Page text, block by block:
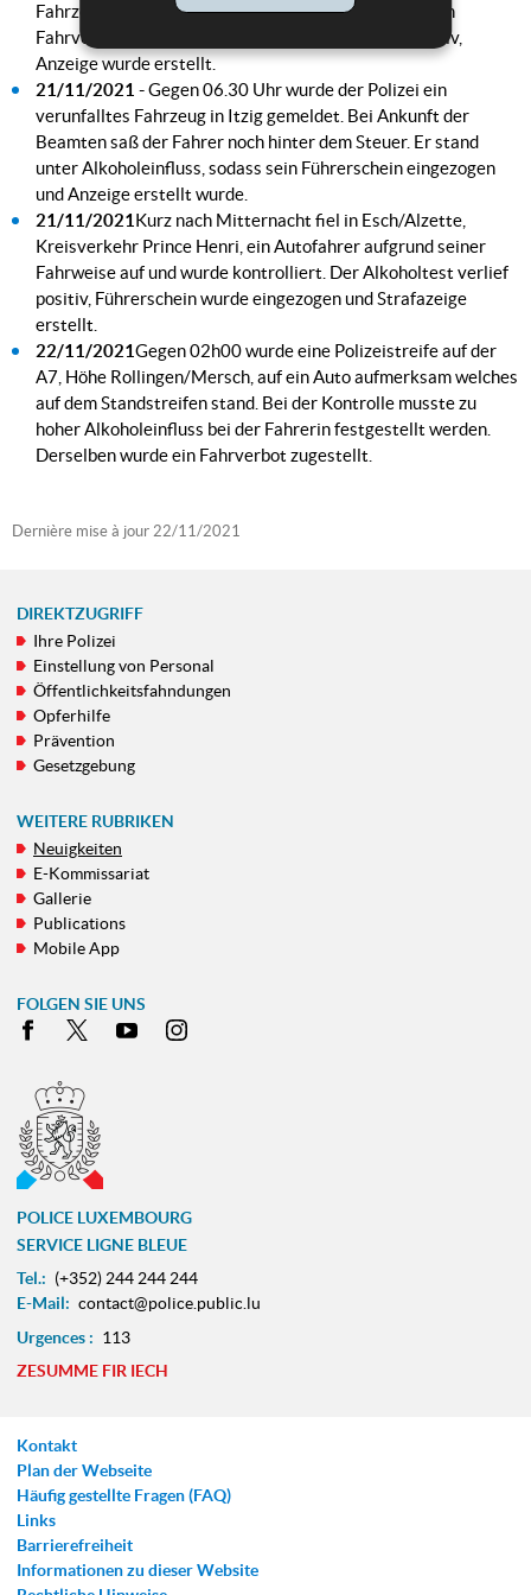
Fahrzeugpapiere vorzeigen und unterlag zudem einem
Fahrverbot. Der durchgeführte Alkoholtest war positiv,
Anzeige wurde erstellt.
21/11/2021 -Gegen 06.30 Uhr wurde der Polizei ein
verunfalltes Fahrzeug in Itzig gemeldet. Bei Ankunft der
Beamten saß der Fahrer noch hinter dem Steuer. Er stand
unter Alkoholeinfluss, sodass sein Führerschein eingezogen
und Anzeige erstellt wurde.
21/11/2021 Kurz nach Mitternacht fiel in Esch/Alzette,
Kreisverkehr Prince Henri, ein Autofahrer aufgrund seiner
Fahrweise auf und wurde kontrolliert. Der Alkoholtest verlief
positiv, Führerschein wurde eingezogen und Strafazeige
erstellt.
22/11/2021Gegen 02h00 wurde eine Polizeistreife auf der
A7, Höhe Rollingen/Mersch, auf ein Auto aufmerksam welches
auf dem Standstreifen stand. Bei der Kontrolle musste zu
hoher Alkoholeinfluss bei der Fahrerin festgestellt werden.
Derselben wurde ein Fahrverbot zugestellt.
Dernière mise à jour 22/11/2021
NAVIGATIONSMENÜ
DIREKTZUGRIFF
Ihre Polizei
Einstellung von Personal
Öffentlichkeitsfahndungen
Opferhilfe
Prävention
Gesetzgebung
WEITERE RUBRIKEN
Neuigkeiten
E-Kommissariat
Gallerie
Publications
Mobile App
FOLGEN SIE UNS
Facebook
X Youtube
POLICE LUXEMBOURG
SERVICE LIGNE BLEUE
Tel.: (+352) 244 244 244
E-Mail: contact@police.public.lu
Urgences : 113
ZESUMME FIR IECH
Kontakt
Plan der Webseite
Häufig gestellte Fragen (FAQ)
Links
Barrierefreiheit
Informationen zu dieser Website